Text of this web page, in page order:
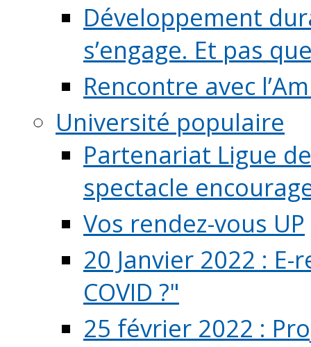
Développement
s’engage. Et pas
Rencontre avec
Université populaire
Partenariat Ligue
spectacle
Vos rendez-vous UP
20 Janvier 2022 :
COVID ?"
25 février 2022 :